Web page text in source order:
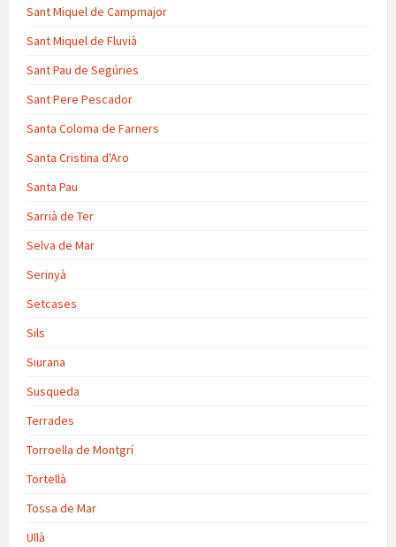
Sant Miquel de Campmajor
Sant Miquel de Fluvià
Sant Pau de Segúries
Sant Pere Pescador
Santa Coloma de Farners
Santa Cristina d'Aro
Santa Pau
Sarrià de Ter
Selva de Mar
Serinyà
Setcases
Sils
Siurana
Susqueda
Terrades
Torroella de Montgrí
Tortellà
Tossa de Mar
Ullà